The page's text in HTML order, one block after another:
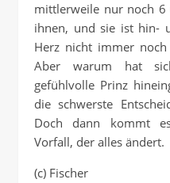
mittlerweile nur noch
ihnen, und sie ist hin-
Herz nicht immer
Aber warum hat
gefühlvolle Prinz
die schwerste
Doch dann kommt
Vorfall, der alles ändert.
(c) Fischer